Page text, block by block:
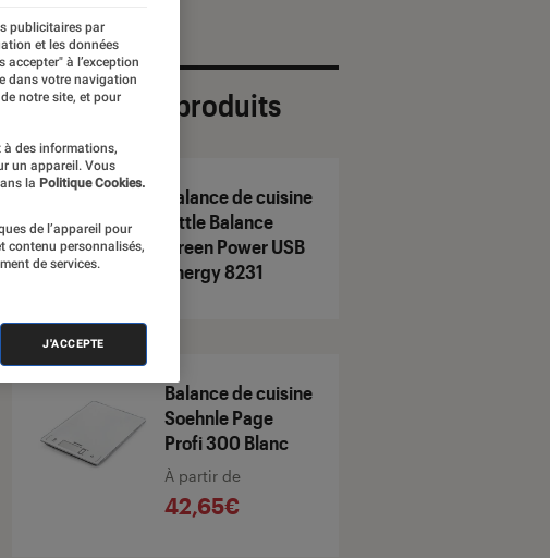
Sélection de produits
Balance de cuisine
Little Balance
Green Power USB
Energy 8231
Balance de cuisine
Soehnle Page
Profi 300 Blanc
À partir de
42,65€
publicitaires par
et les données
à l’exception
dans votre navigation
notre site, et pour
des informations,
un appareil. Vous
la Politique Cookies.
de l’appareil pour
contenu personnalisés,
de services.
J'ACCEPTE